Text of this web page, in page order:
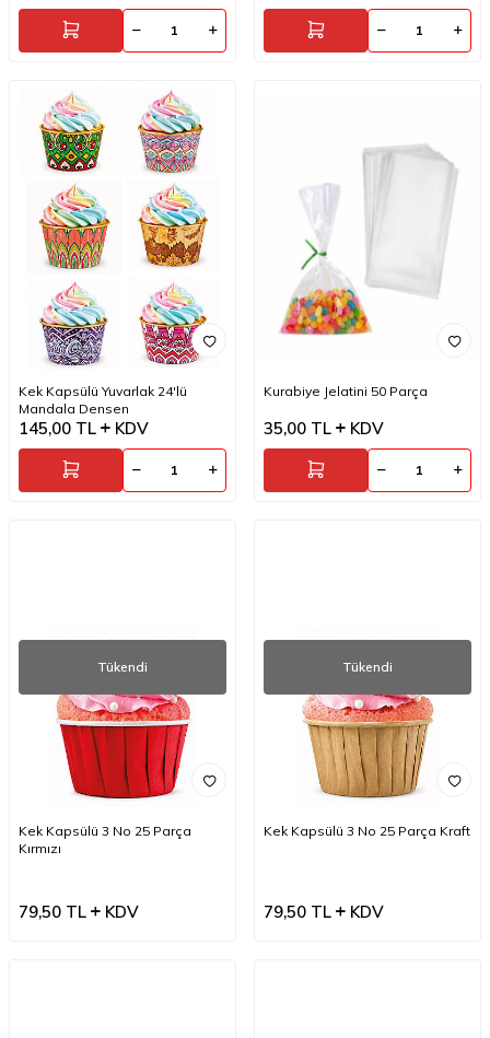
Kek Kapsülü Yuvarlak 24'lü
Mandala Densen
145,00 TL KDV
Kurabiye Jelatini 50 Parça
35,00 TL KDV
Tükendi
Kek Kapsülü 3 No 25 Parça
Kırmızı
79,50 TL KDV
Tükendi
Kek Kapsülü 3 No 25 Parça Kraft
79,50 TL KDV